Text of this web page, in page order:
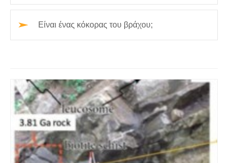
Είναι ένας κόκορας του βράχου;